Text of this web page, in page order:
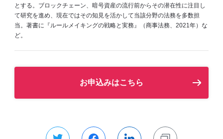
とする。ブロックチェーン、暗号資産の流行前からその潜在性に注目し
て研究を進め、現在ではその知見を活かして当該分野の法務を多数担
当。著書に『ルールメイキングの戦略と実務』（商事法務、2021年）な
ど。
お申込みはこちら